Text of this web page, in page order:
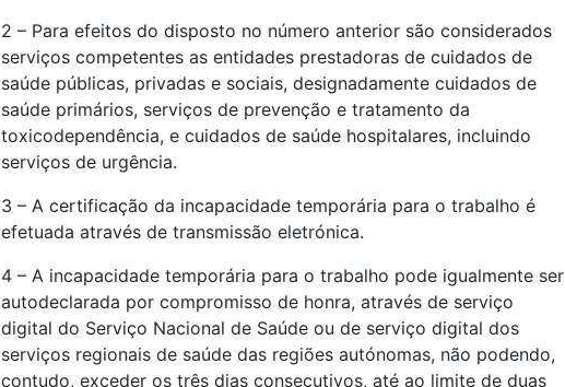
2 – Para efeitos do disposto no número anterior são considerados
serviços competentes as entidades prestadoras de cuidados de
saúde públicas, privadas e sociais, designadamente cuidados de
saúde primários, serviços de prevenção e tratamento da
toxicodependência, e cuidados de saúde hospitalares, incluindo
serviços de urgência.
3 – A certificação da incapacidade temporária para o trabalho é
efetuada através de transmissão eletrónica.
4 – A incapacidade temporária para o trabalho pode igualmente ser
autodeclarada por compromisso de honra, através de serviço
digital do Serviço Nacional de Saúde ou de serviço digital dos
serviços regionais de saúde das regiões autónomas, não podendo,
contudo, exceder os três dias consecutivos, até ao limite de duas